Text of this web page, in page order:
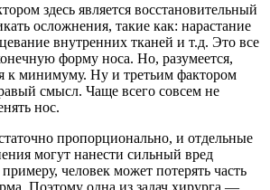
здесь является восстановительный
осложнения, такие как: нарастание
внутренних тканей и т.д. Это все
форму носа. Но, разумеется,
к минимуму. Ну и третьим фактором
смысл. Чаще всего совсем не
нос.
пропорционально, и отдельные
могут нанести сильный вред
человек может потерять часть
Поэтому одна из задач хирурга —